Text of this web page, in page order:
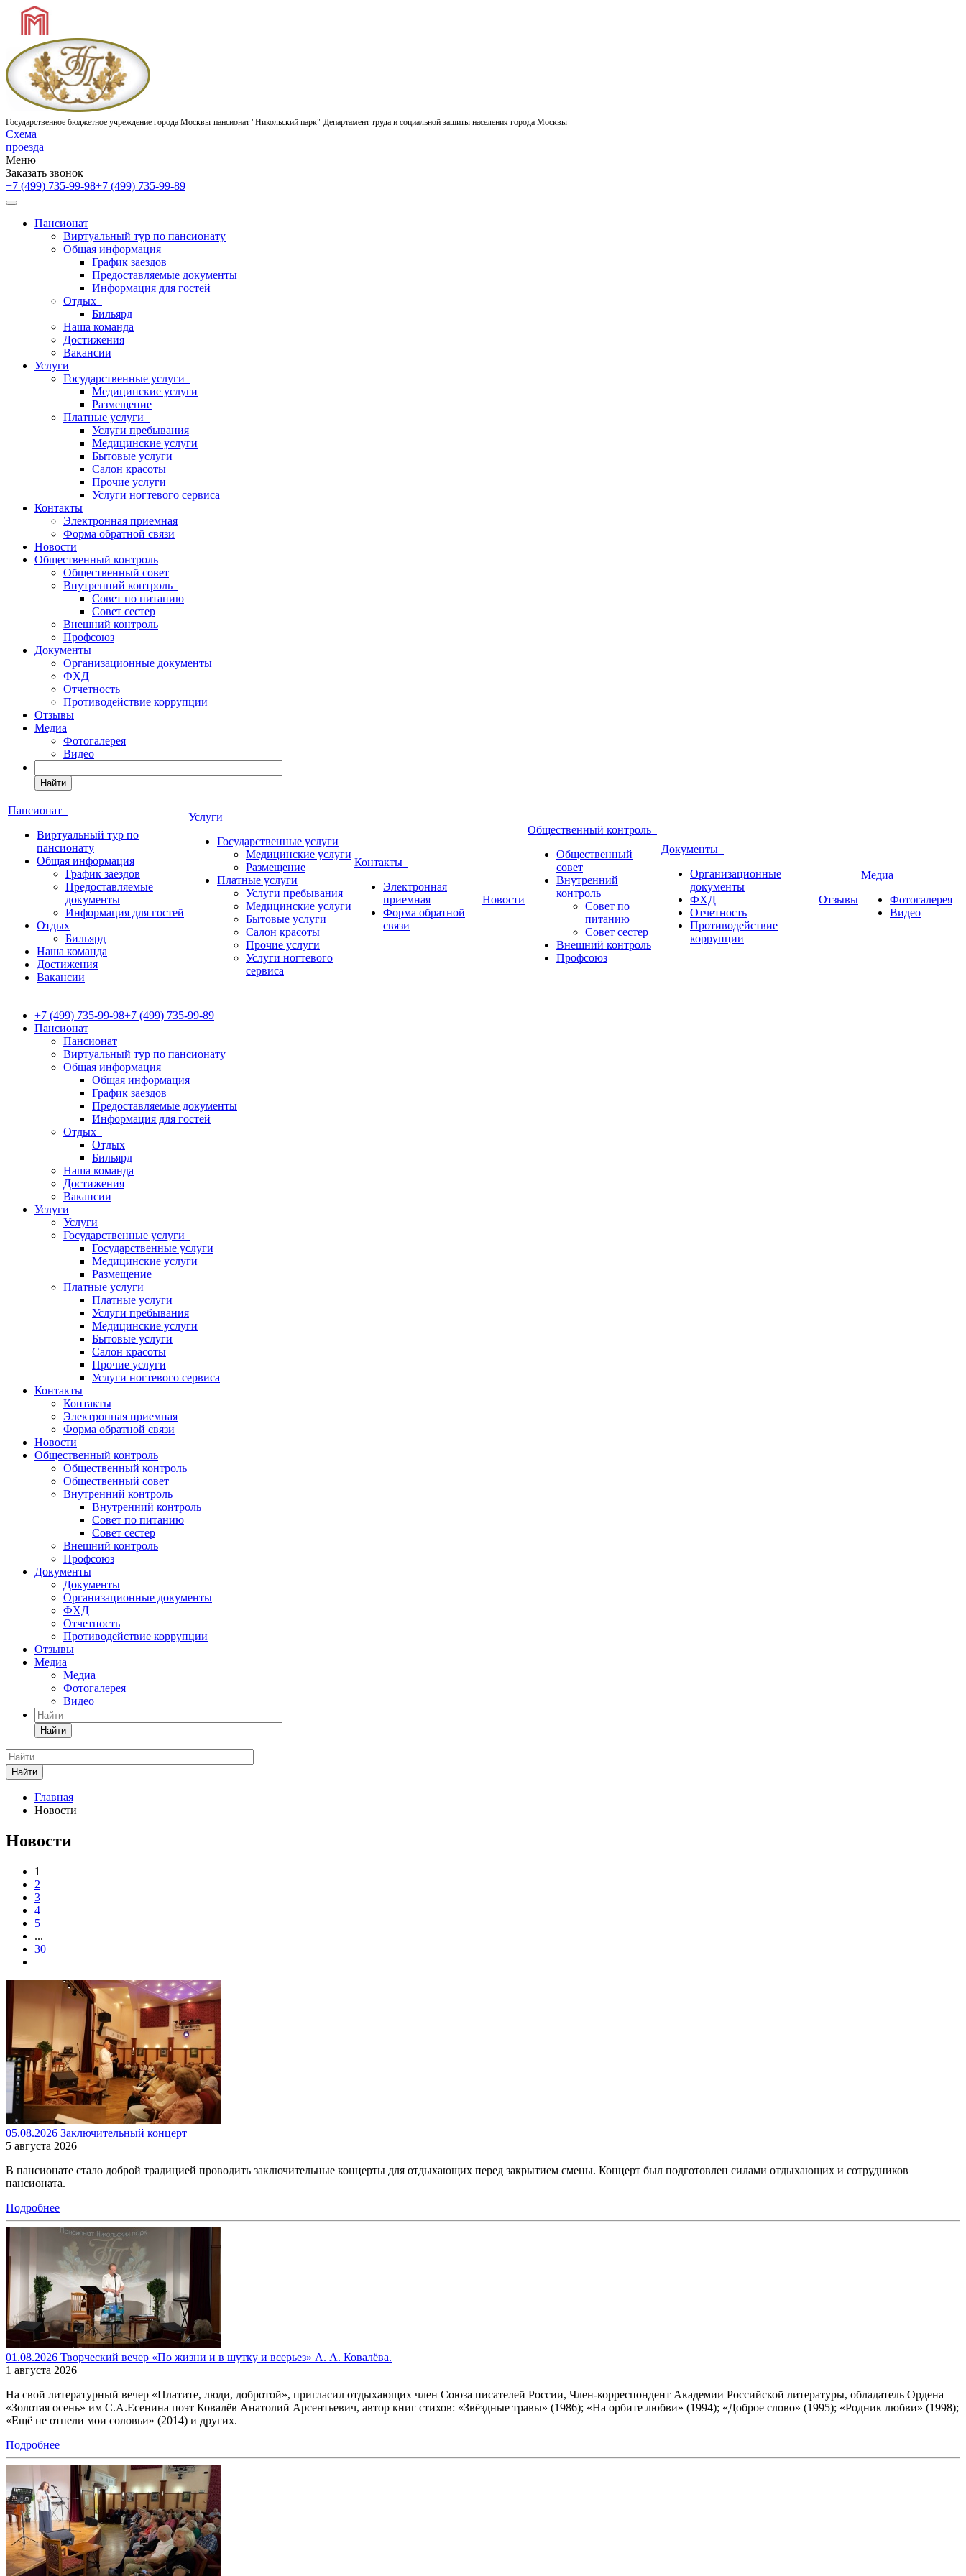
Государственное бюджетное учреждение города Москвы пансионат "Никольский парк" Департамент труда и социальной защиты населения города Москвы
Схема
проезда
Меню
Заказать звонок
+7 (499) 735-99-98+7 (499) 735-99-89
Пансионат
Виртуальный тур по пансионату
Общая информация
График заездов
Предоставляемые документы
Информация для гостей
Отдых
Бильярд
Наша команда
Достижения
Вакансии
Услуги
Государственные услуги
Медицинские услуги
Размещение
Платные услуги
Услуги пребывания
Медицинские услуги
Бытовые услуги
Салон красоты
Прочие услуги
Услуги ногтевого сервиса
Контакты
Электронная приемная
Форма обратной связи
Новости
Общественный контроль
Общественный совет
Внутренний контроль
Совет по питанию
Совет сестер
Внешний контроль
Профсоюз
Документы
Организационные документы
ФХД
Отчетность
Противодействие коррупции
Отзывы
Медиа
Фотогалерея
Видео
Найти
Пансионат
Виртуальный тур по
пансионату
Общая информация
График заездов
Предоставляемые
документы
Информация для гостей
Отдых
Бильярд
Наша команда
Достижения
Вакансии
Услуги
Государственные услуги
Медицинские услуги
Размещение
Платные услуги
Услуги пребывания
Медицинские услуги
Бытовые услуги
Салон красоты
Прочие услуги
Услуги ногтевого
сервиса
Контакты
Электронная
приемная
Форма обратной
связи
Новости
Общественный контроль
Общественный
совет
Внутренний
контроль
Совет по
питанию
Совет сестер
Внешний контроль
Профсоюз
Документы
Организационные
документы
ФХД
Отчетность
Противодействие
коррупции
Отзывы
Медиа
Фотогалерея
Видео
+7 (499) 735-99-98+7 (499) 735-99-89
Пансионат
Пансионат
Виртуальный тур по пансионату
Общая информация
Общая информация
График заездов
Предоставляемые документы
Информация для гостей
Отдых
Отдых
Бильярд
Наша команда
Достижения
Вакансии
Услуги
Услуги
Государственные услуги
Государственные услуги
Медицинские услуги
Размещение
Платные услуги
Платные услуги
Услуги пребывания
Медицинские услуги
Бытовые услуги
Салон красоты
Прочие услуги
Услуги ногтевого сервиса
Контакты
Контакты
Электронная приемная
Форма обратной связи
Новости
Общественный контроль
Общественный контроль
Общественный совет
Внутренний контроль
Внутренний контроль
Совет по питанию
Совет сестер
Внешний контроль
Профсоюз
Документы
Документы
Организационные документы
ФХД
Отчетность
Противодействие коррупции
Отзывы
Медиа
Медиа
Фотогалерея
Видео
Найти
Найти
Главная
Новости
Новости
1
2
3
4
5
...
30
05.08.2026 Заключительный концерт
5 августа 2026
В пансионате стало доброй традицией проводить заключительные концерты для отдыхающих перед закрытием смены. Концерт был подготовлен силами отдыхающих и сотрудников
пансионата.
Подробнее
01.08.2026 Творческий вечер «По жизни и в шутку и всерьез» А. А. Ковалёва.
1 августа 2026
На свой литературный вечер «Платите, люди, добротой», пригласил отдыхающих член Союза писателей России, Член-корреспондент Академии Российской литературы, обладатель Ордена
«Золотая осень» им С.А.Есенина поэт Ковалёв Анатолий Арсентьевич, автор книг стихов: «Звёздные травы» (1986); «На орбите любви» (1994); «Доброе слово» (1995); «Родник любви» (1998);
«Ещё не отпели мои соловьи» (2014) и других.
Подробнее